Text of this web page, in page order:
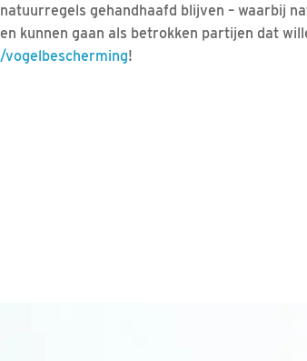
gehandhaafd blijven – waarbij
kunnen gaan als betrokken partijen dat
!